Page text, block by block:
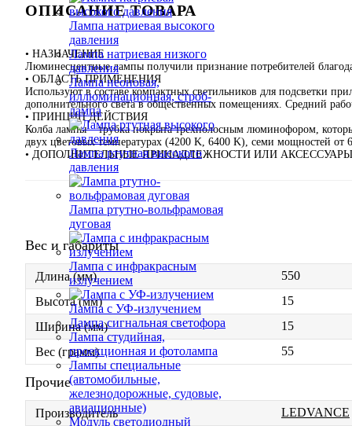
Лампа натриевая высокого
давления
Лампа натриевая низкого
давления
Лампа неоновая,
иллюминационная, строб-
лампа
Лампа ртутная высокого
давления
Лампа ртутно-вольфрамовая
дуговая
Лампа с инфракрасным
излучением
Лампа с УФ-излучением
Лампа сигнальная светофора
Лампа студийная,
проекционная и фотолампа
Лампы специальные
(автомобильные,
железнодорожные, судовые,
авиационные)
Модуль светодиодный
ОПИСАНИЕ ТОВАРА
• НАЗНАЧЕНИЕ
Люминесцентные лампы получили признание потребителей
• ОБЛАСТЬ ПРИМЕНЕНИЯ
Используют в составе компактных светильников для подсветки
дополнительного света в общественных помещениях. Средний
• ПРИНЦИП ДЕЙСТВИЯ
Колба лампы – трубка покрыта трехполосным люминофором,
двух цветовых температурах (4200 K, 6400 K), cеми мощностей от
• ДОПОЛНИТЕЛЬНЫЕ ПРИНАДЛЕЖНОСТИ ИЛИ АКСЕССУАРЫ
Вес и габариты
Длина (мм)
550
Высота (мм)
15
Ширина (мм)
15
Вес (грамм)
55
Прочие
Производитель LEDVANCE